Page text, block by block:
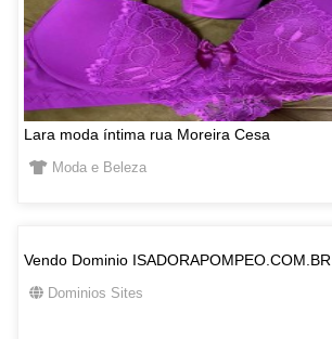
Lara moda íntima rua Moreira Cesa
Moda e Beleza
Vendo Dominio ISADORAPOMPEO.COM.BR
Dominios Sites